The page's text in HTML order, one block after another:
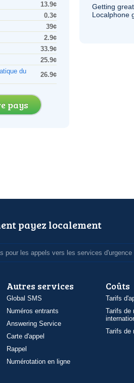
13.9¢
0.3¢
39¢
2.9¢
33.9¢
25.9¢
du
26.9¢
pays
Getting
Localphone
payez localement
pour les appels vers les services d'urgence
Autres services
Global SMS
Numéros entrants
Answering Service
Carte d'appel
Rappel
Numérotation en ligne
Coûts
Tarifs
Tarifs de
Tarifs de